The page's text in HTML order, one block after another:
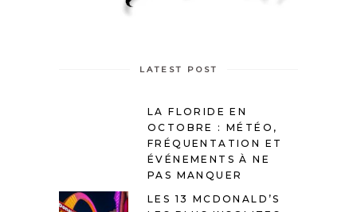
LATEST POST
LA FLORIDE EN
OCTOBRE : MÉTÉO,
FRÉQUENTATION ET
ÉVÉNEMENTS À NE
PAS MANQUER
LES 13 MCDONALD’S